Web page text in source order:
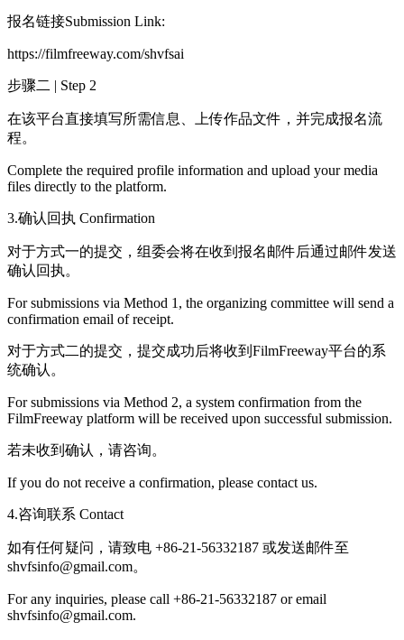
报名链接Submission Link:
https://filmfreeway.com/shvfsai
步骤二 | Step 2
在该平台直接填写所需信息、上传作品文件，并完成报名流
程。
Complete the required profile information and upload your media
files directly to the platform.
3.确认回执 Confirmation
对于方式一的提交，组委会将在收到报名邮件后通过邮件发送
确认回执。
For submissions via Method 1, the organizing committee will send a
confirmation email of receipt.
对于方式二的提交，提交成功后将收到FilmFreeway平台的系
统确认。
For submissions via Method 2, a system confirmation from the
FilmFreeway platform will be received upon successful submission.
若未收到确认，请咨询。
If you do not receive a confirmation, please contact us.
4.咨询联系 Contact
如有任何疑问，请致电 +86-21-56332187 或发送邮件至
shvfsinfo@gmail.com。
For any inquiries, please call +86-21-56332187 or email
shvfsinfo@gmail.com.